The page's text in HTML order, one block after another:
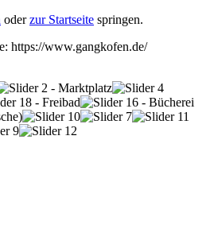
oderzur Startseite springen.
https://www.gangkofen.de/